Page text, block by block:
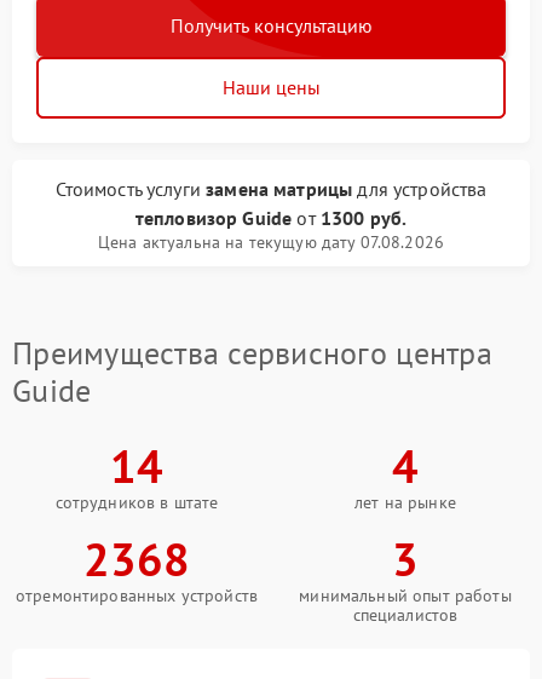
Получить консультацию
Наши цены
Стоимость услугизамена матрицы для устройства
тепловизор Guide от 1300 руб.
Цена актуальна на текущую дату 07.08.2026
Преимущества сервисного центра
Guide
14
сотрудников в штате
4
лет на рынке
2368
отремонтированных устройств
3
минимальный опыт работы
специалистов